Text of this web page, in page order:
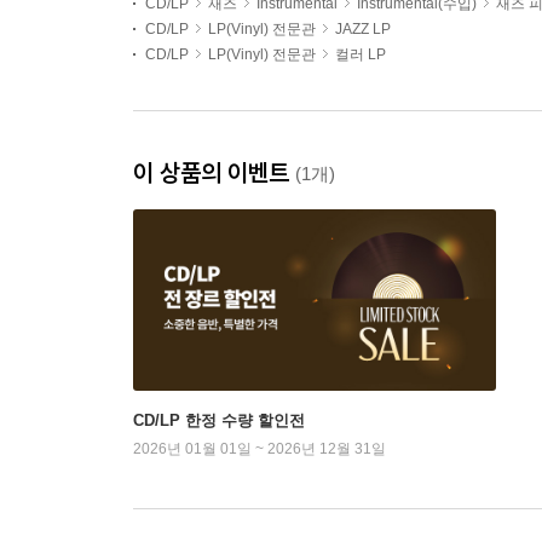
CD/LP 재즈 Instrumental Instrumental(수입)
재즈
CD/LP
LP(Vinyl) 전문관
JAZZ LP
CD/LP
LP(Vinyl) 전문관 컬러 LP
이 상품의 이벤트 (1개)
CD/LP 한정 수량 할인전
2026년 01월 01일 ~ 2026년 12월 31일